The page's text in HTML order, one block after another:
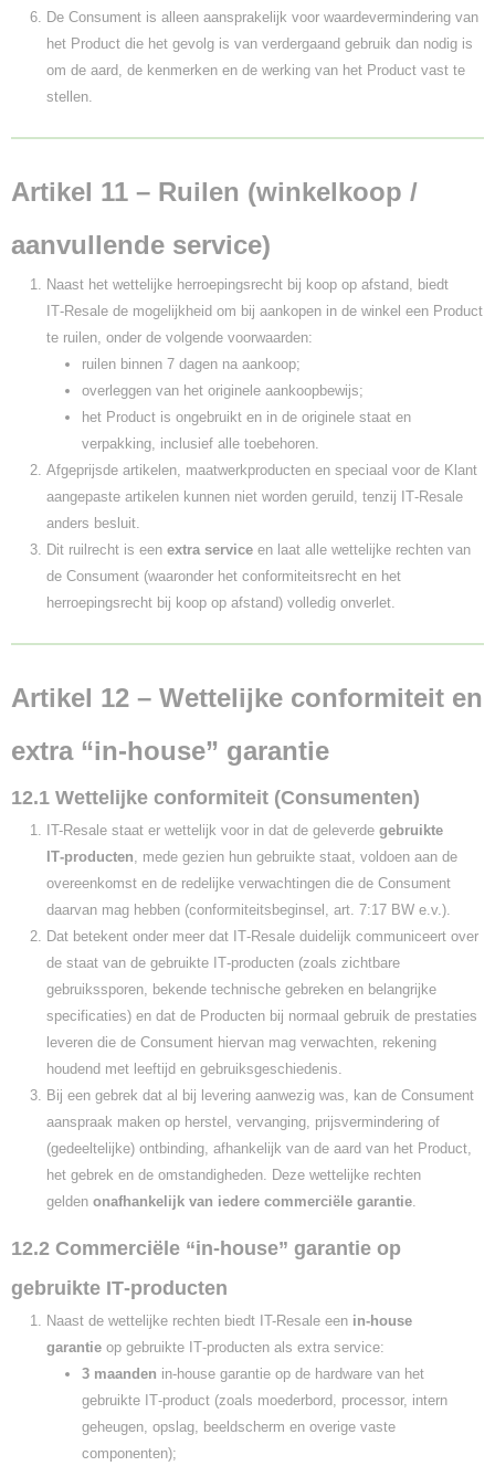
De Consument is alleen aansprakelijk voor waardevermindering van
het Product die het gevolg is van verdergaand gebruik dan nodig is
om de aard, de kenmerken en de werking van het Product vast te
stellen.
Artikel 11 – Ruilen (winkelkoop /
aanvullende service)
Naast het wettelijke herroepingsrecht bij koop op afstand, biedt
IT‑Resale de mogelijkheid om bij aankopen in de winkel een Product
te ruilen, onder de volgende voorwaarden:
ruilen binnen 7 dagen na aankoop;
overleggen van het originele aankoopbewijs;
het Product is ongebruikt en in de originele staat en
verpakking, inclusief alle toebehoren.
Afgeprijsde artikelen, maatwerkproducten en speciaal voor de Klant
aangepaste artikelen kunnen niet worden geruild, tenzij IT‑Resale
anders besluit.
Dit ruilrecht is een extra service en laat alle wettelijke rechten van
de Consument (waaronder het conformiteitsrecht en het
herroepingsrecht bij koop op afstand) volledig onverlet.
Artikel 12 – Wettelijke conformiteit en
extra “in-house” garantie
12.1 Wettelijke conformiteit (Consumenten)
IT-Resale staat er wettelijk voor in dat de geleverde gebruikte
IT‑producten, mede gezien hun gebruikte staat, voldoen aan de
overeenkomst en de redelijke verwachtingen die de Consument
daarvan mag hebben (conformiteitsbeginsel, art. 7:17 BW e.v.).
Dat betekent onder meer dat IT‑Resale duidelijk communiceert over
de staat van de gebruikte IT‑producten (zoals zichtbare
gebruikssporen, bekende technische gebreken en belangrijke
specificaties) en dat de Producten bij normaal gebruik de prestaties
leveren die de Consument hiervan mag verwachten, rekening
houdend met leeftijd en gebruiksgeschiedenis.
Bij een gebrek dat al bij levering aanwezig was, kan de Consument
aanspraak maken op herstel, vervanging, prijsvermindering of
(gedeeltelijke) ontbinding, afhankelijk van de aard van het Product,
het gebrek en de omstandigheden. Deze wettelijke rechten
gelden onafhankelijk van iedere commerciële garantie.
12.2 Commerciële “in-house” garantie op
gebruikte IT‑producten
Naast de wettelijke rechten biedt IT-Resale een in-house
garantie op gebruikte IT‑producten als extra service:
3 maanden in-house garantie op de hardware van het
gebruikte IT‑product (zoals moederbord, processor, intern
geheugen, opslag, beeldscherm en overige vaste
componenten);